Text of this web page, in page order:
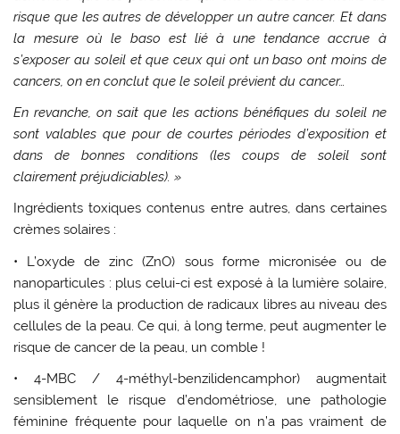
risque que les autres de développer un autre cancer. Et dans
la mesure où le baso est lié à une tendance accrue à
s’exposer au soleil et que ceux qui ont un baso ont moins de
cancers, on en conclut que le soleil prévient du cancer…
En revanche, on sait que les actions bénéfiques du soleil ne
sont valables que pour de courtes périodes d’exposition et
dans de bonnes conditions (les coups de soleil sont
clairement préjudiciables). »
Ingrédients toxiques contenus entre autres, dans certaines
crèmes solaires :
• L’oxyde de zinc (ZnO) sous forme micronisée ou de
nanoparticules : plus celui-ci est exposé à la lumière solaire,
plus il génère la production de radicaux libres au niveau des
cellules de la peau. Ce qui, à long terme, peut augmenter le
risque de cancer de la peau, un comble !
• 4-MBC / 4-méthyl-benzilidencamphor) augmentait
sensiblement le risque d’endométriose, une pathologie
féminine fréquente pour laquelle on n’a pas vraiment de